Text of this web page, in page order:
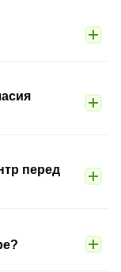
перед